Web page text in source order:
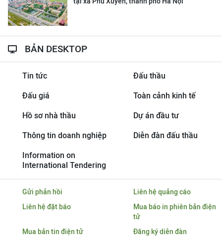
BẢN DESKTOP
Tin tức Đấu thầu
Đấu giá Toàn cảnh kinh tế
Hồ sơ nhà thầu Dự án đầu tư
Thông tin doanh nghiệp Diễn đàn đấu thầu
Information on
International Tendering
Gửi phản hồi
Liên hệ quảng cáo
Liên hệ đặt báo
Mua báo in phiên bản điện
tử
Mua bản tin điện tử
Đăng ký diễn đàn